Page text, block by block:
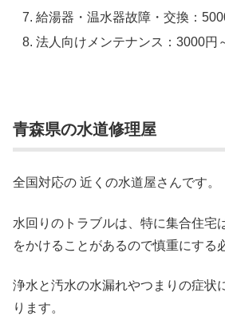
給湯器・温水器故障・交換：
法人向けメンテナンス：3000円
青森県の水道修理屋
全国対応の 近くの水道屋さんです。
水回りのトラブルは、特に集合住宅
をかけることがあるので慎重にする
浄水と汚水の水漏れやつまりの症状
ります。